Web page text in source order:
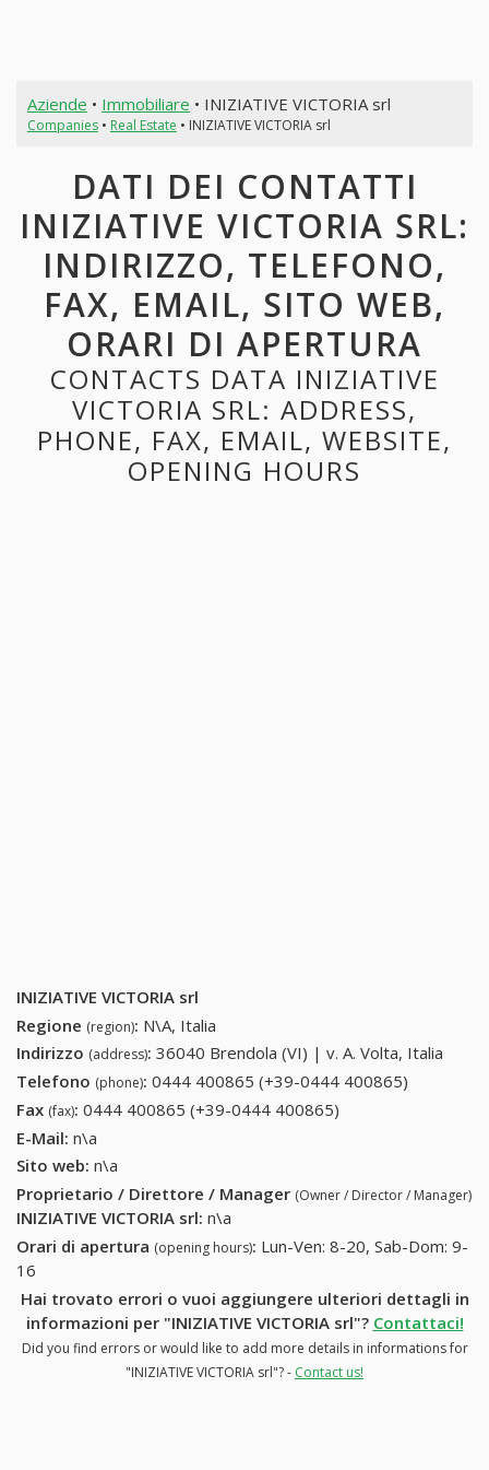
Aziende • Immobiliare • INIZIATIVE VICTORIA srl
Companies• Real Estate • INIZIATIVE VICTORIA srl
DATI DEI CONTATTI
INIZIATIVE VICTORIA SRL:
INDIRIZZO, TELEFONO,
FAX, EMAIL, SITO WEB,
ORARI DI APERTURA
CONTACTS DATA INIZIATIVE
VICTORIA SRL: ADDRESS,
PHONE, FAX, EMAIL, WEBSITE,
OPENING HOURS
INIZIATIVE VICTORIA srl
Regione (region): N\A, Italia
Indirizzo (address): 36040 Brendola (VI) | v. A. Volta, Italia
Telefono (phone): 0444 400865 (+39-0444 400865)
Fax (fax): 0444 400865 (+39-0444 400865)
E-Mail: n\a
Sito web: n\a
Proprietario / Direttore / Manager (Owner / Director / Manager)
INIZIATIVE VICTORIA srl: n\a
Orari di apertura (opening hours): Lun-Ven: 8-20, Sab-Dom: 9-
16
Hai trovato errori o vuoi aggiungere ulteriori dettagli in
informazioni per "INIZIATIVE VICTORIA srl"? Contattaci!
Did you find errors or would like to add more details in informations for
"INIZIATIVE VICTORIA srl"? - Contact us!